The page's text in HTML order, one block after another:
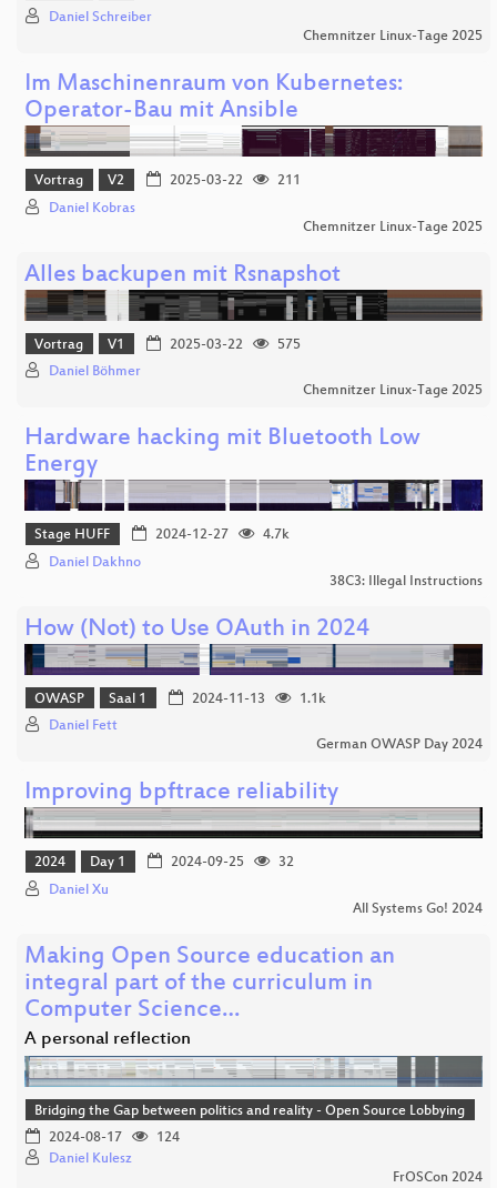
Daniel Schreiber
Chemnitzer Linux-Tage 2025
Im Maschinenraum von Kubernetes:
Operator-Bau mit Ansible
Vortrag V2 2025-03-22
211
Daniel Kobras
Chemnitzer Linux-Tage 2025
Alles backupen mit Rsnapshot
Vortrag V1 2025-03-22
575
Daniel Böhmer
Chemnitzer Linux-Tage 2025
Hardware hacking mit Bluetooth Low
Energy
Stage HUFF 2024-12-27
4.7k
Daniel Dakhno
38C3: Illegal Instructions
How (Not) to Use OAuth in 2024
OWASP Saal 1 2024-11-13
1.1k
Daniel Fett
German OWASP Day 2024
Improving bpftrace reliability
2024 Day 1 2024-09-25
32
Daniel Xu
All Systems Go! 2024
Making Open Source education an
integral part of the curriculum in
Computer Science…
A personal reflection
Bridging the Gap between politics and reality - Open Source Lobbying
2024-08-17
124
Daniel Kulesz
FrOSCon 2024